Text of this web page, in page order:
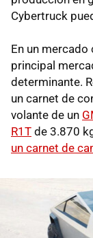
Cybertruck
En un mercado
principal
determinante.
un carnet de
volante de un
R1T de 3.870
un carnet de